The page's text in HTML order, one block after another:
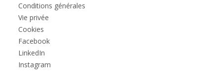
Conditions générales
Vie privée
Cookies
Facebook
LinkedIn
Instagram